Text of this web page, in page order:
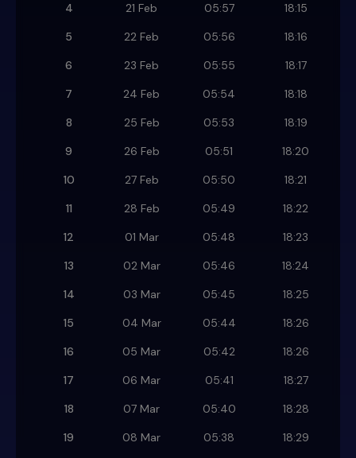
4
21 Feb 05:57
18:15
5
22 Feb 05:56
18:16
6
23 Feb 05:55
18:17
7
24 Feb 05:54
18:18
8
25 Feb 05:53
18:19
9
26 Feb 05:51
18:20
10
27 Feb 05:50
18:21
11
28 Feb 05:49
18:22
12
01 Mar 05:48
18:23
13
02 Mar 05:46
18:24
14
03 Mar 05:45
18:25
15
04 Mar 05:44
18:26
16
05 Mar 05:42
18:26
17
06 Mar 05:41
18:27
18
07 Mar 05:40
18:28
19
08 Mar 05:38
18:29